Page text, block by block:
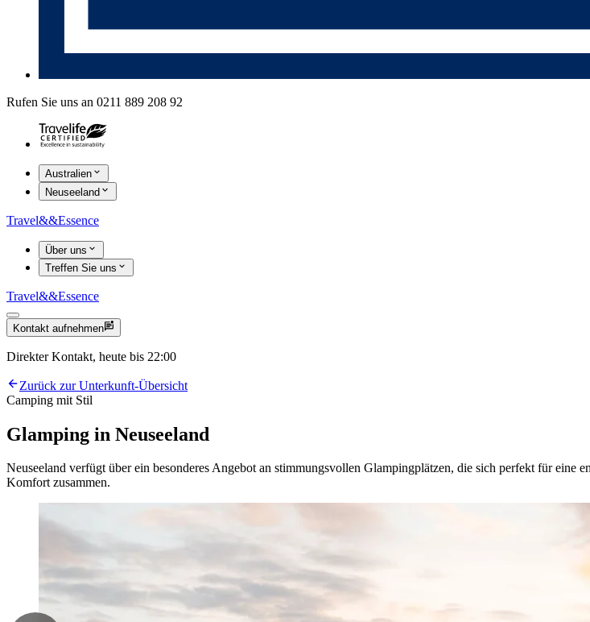
Rufen Sie uns an 0211 889 208 92
Australien
Neuseeland
Travel&&Essence
Über uns
Treffen Sie uns
Travel&&Essence
Kontakt aufnehmen
Direkter Kontakt, heute bis 22:00
Zurück zur Unterkunft-Übersicht
Camping mit Stil
Glamping in Neuseeland
Neuseeland verfügt über ein besonderes Angebot an stimmungsvollen Glampingplätzen, die sich perfekt für
Komfort zusammen.